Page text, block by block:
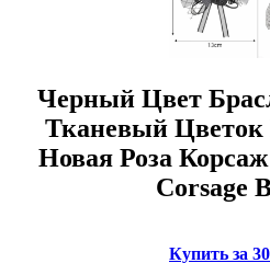
Черный Цвет
Тканевый
Новая Роза
Corsage
Купить за